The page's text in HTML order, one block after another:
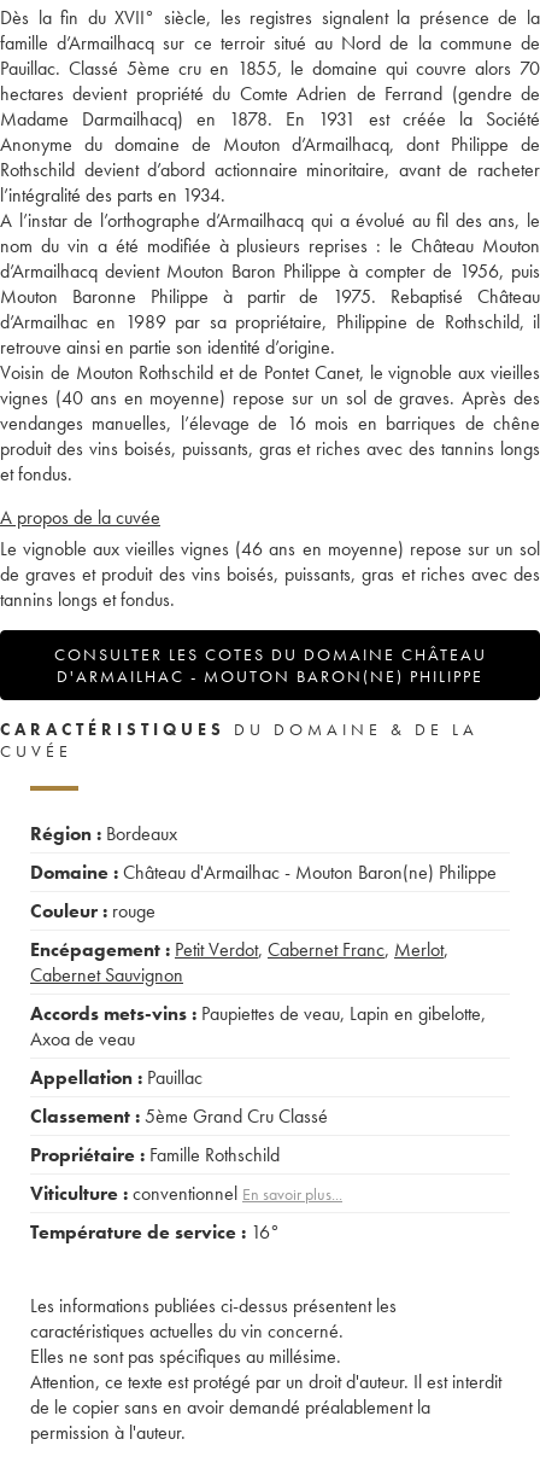
Dès la fin du XVII° siècle, les registres signalent la présence de la
famille d’Armailhacq sur ce terroir situé au Nord de la commune de
Pauillac. Classé 5ème cru en 1855, le domaine qui couvre alors 70
hectares devient propriété du Comte Adrien de Ferrand (gendre de
Madame Darmailhacq) en 1878. En 1931 est créée la Société
Anonyme du domaine de Mouton d’Armailhacq, dont Philippe de
Rothschild devient d’abord actionnaire minoritaire, avant de racheter
l’intégralité des parts en 1934.
A l’instar de l’orthographe d’Armailhacq qui a évolué au fil des ans, le
nom du vin a été modifiée à plusieurs reprises : le Château Mouton
d’Armailhacq devient Mouton Baron Philippe à compter de 1956, puis
Mouton Baronne Philippe à partir de 1975. Rebaptisé Château
d’Armailhac en 1989 par sa propriétaire, Philippine de Rothschild, il
retrouve ainsi en partie son identité d’origine.
Voisin de Mouton Rothschild et de Pontet Canet, le vignoble aux vieilles
vignes (40 ans en moyenne) repose sur un sol de graves. Après des
vendanges manuelles, l’élevage de 16 mois en barriques de chêne
produit des vins boisés, puissants, gras et riches avec des tannins longs
et fondus.
A propos de la cuvée
Le vignoble aux vieilles vignes (46 ans en moyenne) repose sur un sol
de graves et produit des vins boisés, puissants, gras et riches avec des
tannins longs et fondus.
CONSULTER LES COTES DU DOMAINE CHÂTEAU
D'ARMAILHAC - MOUTON BARON(NE) PHILIPPE
CARACTÉRISTIQUES
DU DOMAINE & DE LA
CUVÉE
Région : Bordeaux
Domaine :Château d'Armailhac - Mouton Baron(ne) Philippe
Couleur : rouge
Encépagement : Petit Verdot, Cabernet Franc, Merlot,
Cabernet Sauvignon
Accords mets-vins : Paupiettes de veau, Lapin en gibelotte,
Axoa de veau
Appellation : Pauillac
Classement :5ème Grand Cru Classé
Propriétaire : Famille Rothschild
Viticulture :conventionnel En savoir plus...
Température de service : 16°
Les informations publiées ci-dessus présentent les
caractéristiques actuelles du vin concerné.
Elles ne sont pas spécifiques au millésime.
Attention, ce texte est protégé par un droit d'auteur. Il est interdit
de le copier sans en avoir demandé préalablement la
permission à l'auteur.